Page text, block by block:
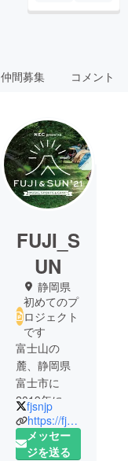
仲間募集 コメント
FUJI_S
UN
静岡県
初めてのプ
ロジェクト
です
富士山の
麓、静岡県
富士市に
2019年に誕
生したキャ
ンプフェス
「FUJI &
fjsnjp
https://fjsn.jp/
メッセー
ジを送る